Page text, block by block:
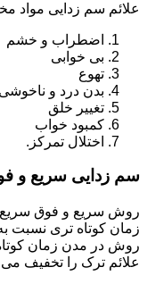
علائم سم زدایی مواد
اضطراب و خشم
بی خوابی
تهوع
بدن درد و ناخوشی
تغییر خلق
کمبود خواب
اختلال تمرکز.
سم زدایی سریع و
روش سریع و فوق سریع
زمان کوتاه تری نسبت
روش در مدن زمان
علائم ترک را تخفیف